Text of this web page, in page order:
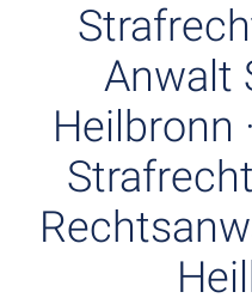
Anwalt
Heilbronn